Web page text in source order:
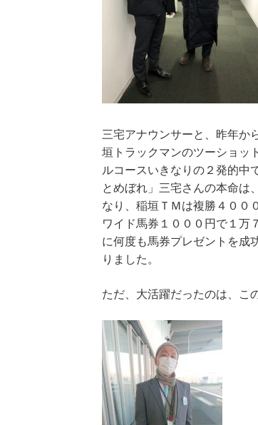
三宅アナウンサーと、昨年か
垣トラックマンのツーショッ
ルコースいきなりの２発的中
とめぼれ」三宅さんの本命は
なり、稲垣ＴＭは複勝４００
ワイド馬券１０００円で１万
に何度も馬券プレゼントを成
りました。
ただ、大活躍だったのは、こ